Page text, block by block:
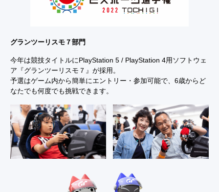
グランツーリスモ７部門
今年は競技タイトルにPlayStation 5 / PlayStation 4用ソフトウェ
ア『グランツーリスモ７』が採用。
予選はゲーム内から簡単にエントリー・参加可能で、6歳からど
なたでも何度でも挑戦できます。